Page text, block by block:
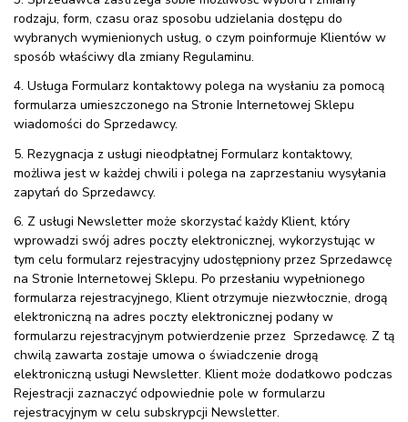
rodzaju, form, czasu oraz sposobu udzielania dostępu do
wybranych wymienionych usług, o czym poinformuje Klientów w
sposób właściwy dla zmiany Regulaminu.
4. Usługa Formularz kontaktowy polega na wysłaniu za pomocą
formularza umieszczonego na Stronie Internetowej Sklepu
wiadomości do Sprzedawcy.
5. Rezygnacja z usługi nieodpłatnej Formularz kontaktowy,
możliwa jest w każdej chwili i polega na zaprzestaniu wysyłania
zapytań do Sprzedawcy.
6. Z usługi Newsletter może skorzystać każdy Klient, który
wprowadzi swój adres poczty elektronicznej, wykorzystując w
tym celu formularz rejestracyjny udostępniony przez Sprzedawcę
na Stronie Internetowej Sklepu. Po przesłaniu wypełnionego
formularza rejestracyjnego, Klient otrzymuje niezwłocznie, drogą
elektroniczną na adres poczty elektronicznej podany w
formularzu rejestracyjnym potwierdzenie przez Sprzedawcę. Z tą
chwilą zawarta zostaje umowa o świadczenie drogą
elektroniczną usługi Newsletter. Klient może dodatkowo podczas
Rejestracji zaznaczyć odpowiednie pole w formularzu
rejestracyjnym w celu subskrypcji Newsletter.